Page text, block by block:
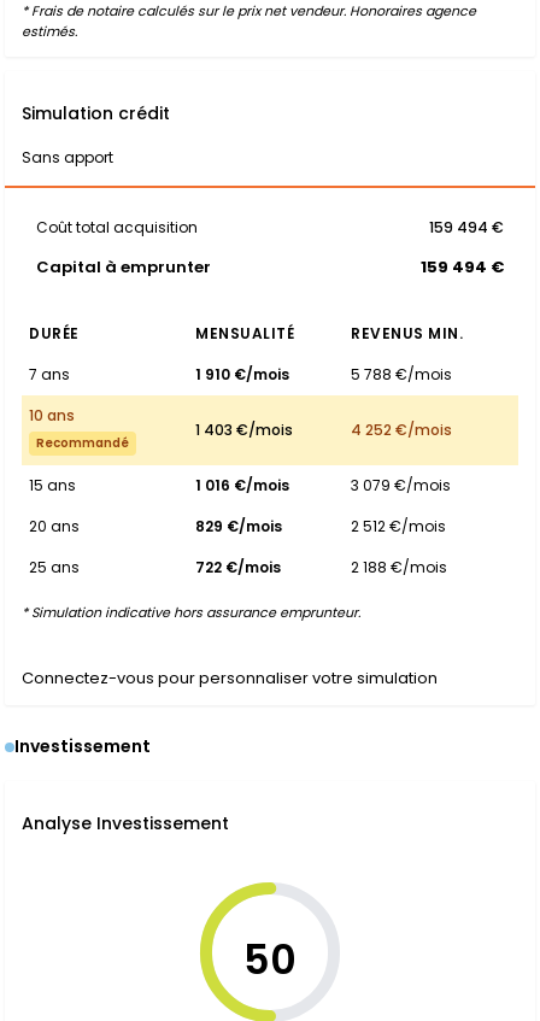
* Frais de notaire calculés sur le prix net vendeur. Honoraires agence
estimés.
Simulation crédit
Sans apport
Coût total acquisition 159 494 €
Capital à emprunter 159 494 €
DURÉE MENSUALITÉ
REVENUS MIN.
7 ans
1 910 €/mois
5 788 €/mois
10 ans
Recommandé
1 403 €/mois 4 252 €/mois
15 ans 1 016 €/mois
3 079 €/mois
20 ans
829 €/mois
2 512 €/mois
25 ans
722 €/mois 2 188 €/mois
* Simulation indicative hors assurance emprunteur.
Connectez-vous pour personnaliser votre simulation
Investissement
Analyse Investissement
50